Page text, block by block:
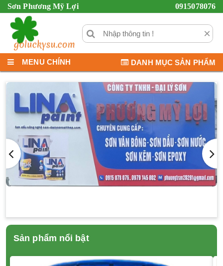
Sơn Phương Mỹ Lợi 0915078076
×
MENU CHÍNH DANH MỤC SẢN PHẨM
Sản phẩm nổi bật